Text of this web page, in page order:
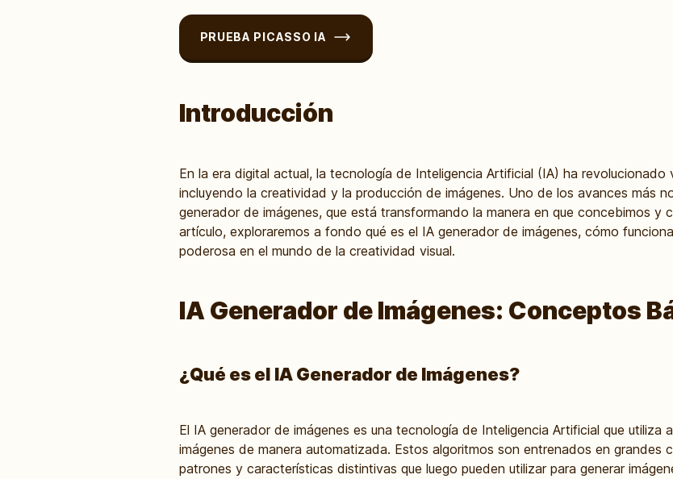
PRUEBA PICASSO IA
Introducción
En la era digital actual, la tecnología de Inteligencia Artificial (IA) ha
incluyendo la creatividad y la producción de imágenes. Uno de los avances más
generador de imágenes, que está transformando la manera en que concebimos y
artículo, exploraremos a fondo qué es el IA generador de imágenes, cómo
poderosa en el mundo de la creatividad visual.
IA Generador de Imágenes: Conceptos
¿Qué es el IA Generador de Imágenes?
El IA generador de imágenes es una tecnología de Inteligencia Artificial que utiliza
imágenes de manera automatizada. Estos algoritmos son entrenados en grandes
patrones y características distintivas que luego pueden utilizar para generar